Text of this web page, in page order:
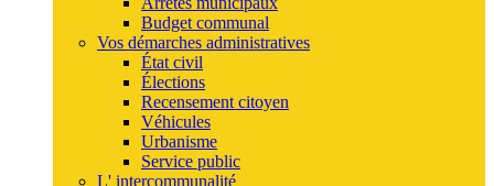
Budget communal
Vos démarches administratives
État civil
Élections
Recensement citoyen
Véhicules
Urbanisme
Service public
L' intercommunalité